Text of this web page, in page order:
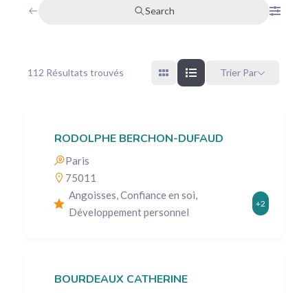
Search
112 Résultats trouvés Trier Par
RODOLPHE BERCHON-DUFAUD
Paris
75011
Angoisses, Confiance en soi,
Développement personnel
+2
BOURDEAUX CATHERINE